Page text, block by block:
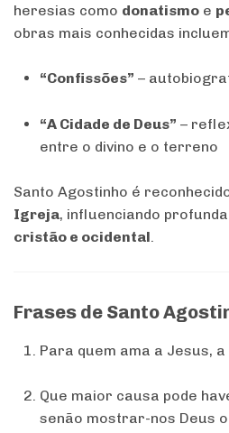
heresias como donatismo e
obras mais conhecidas
“Confissões” –
“A Cidade de Deus” –
entre o divino e o terreno
Santo Agostinho é
Igreja, influenciando
cristão e ocidental.
Frases de Santo
Para quem ama a Jesus,
Que maior causa pode
senão mostrar-nos Deus